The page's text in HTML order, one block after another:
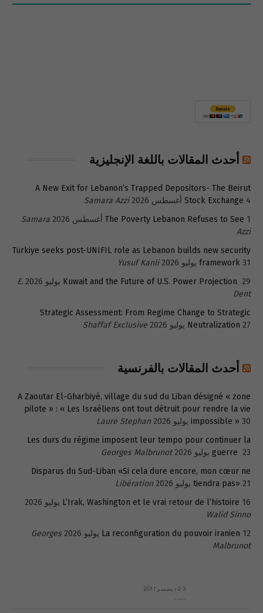
أحدث المقالات باللغة الإنجليزية
A New Exit for Lebanon’s Trapped Depositors- The Beirut
Stock Exchange 4 أغسطس 2026
Samara Azzi
The Poverty Lebanon Refuses to See 1 أغسطس 2026
Samara
Azzi
Türkiye seeks post-UNIFIL role as Lebanon builds new security
framework 31 يوليو 2026
Yusuf Kanli
Kuwait and the Future of U.S. Power Projection 29 يوليو 2026
E.
Dent
Strategic Assessment: From Regime Change to Strategic
Neutralization 27 يوليو 2026 Shaffaf Exclusive
أحدث المقالات بالفرنسية
A Zaoutar El-Gharbiyé, village du sud du Liban désigné « zone
pilote » : « Les Israéliens ont tout détruit pour rendre la vie
impossible » 30 يوليو 2026
Laure Stephan
Les durs du régime imposent leur tempo pour continuer la
guerre 23 يوليو 2026
Georges Malbrunot
Disparus du Sud-Liban «Si cela dure encore, mon cœur ne
tiendra pas» 21 يوليو 2026
Libération
L’Irak, Washington et le vrai retour de l’histoire 16 يوليو 2026
Walid Sinno
La reconfiguration du pouvoir iranien 12 يوليو 2026
Georges
Malbrunot
23 ديسمبر 2011